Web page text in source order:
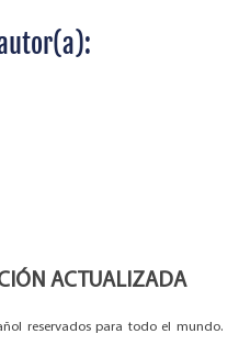
ACTUALIZADA
reservados para todo el mundo.